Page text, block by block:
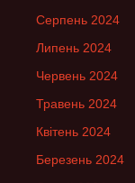
Серпень 2024
Липень 2024
Червень 2024
Травень 2024
Квітень 2024
Березень 2024